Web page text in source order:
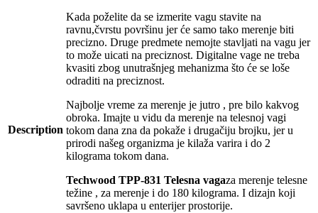
Description
Kada poželite da se izmerite vagu stavite na
ravnu,čvrstu površinu jer će samo tako merenje biti
precizno. Druge predmete nemojte stavljati na vagu jer
to može uicati na preciznost. Digitalne vage ne treba
kvasiti zbog unutrašnjeg mehanizma što će se loše
odraditi na preciznost.
Najbolje vreme za merenje je jutro , pre bilo kakvog
obroka. Imajte u vidu da merenje na telesnoj vagi
tokom dana zna da pokaže i drugačiju brojku, jer u
prirodi našeg organizma je kilaža varira i do 2
kilograma tokom dana.
Techwood TPP-831 Telesna vagaza merenje telesne
težine , za merenje i do 180 kilograma. I dizajn koji
savršeno uklapa u enterijer prostorije.